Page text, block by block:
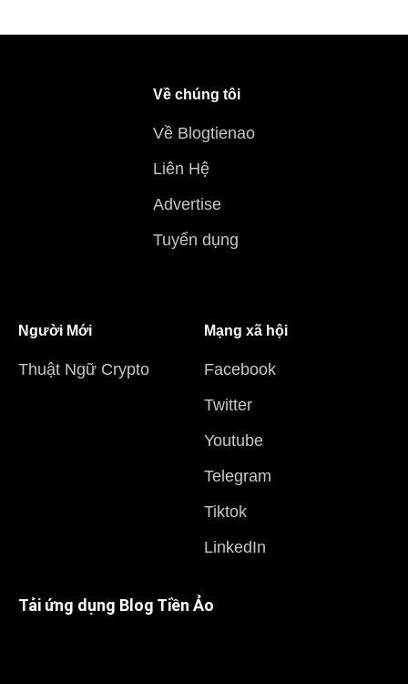
Về chúng tôi
Về Blogtienao
Liên Hệ
Advertise
Tuyển dụng
Người Mới
Thuật Ngữ Crypto
Mạng xã hội
Facebook
Twitter
Youtube
Telegram
Tiktok
LinkedIn
Tải ứng dụng Blog Tiền Ảo